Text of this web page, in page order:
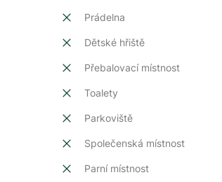
Prádelna
Dětské hřiště
Přebalovací místnost
Toalety
Parkoviště
Společenská místnost
Parní místnost